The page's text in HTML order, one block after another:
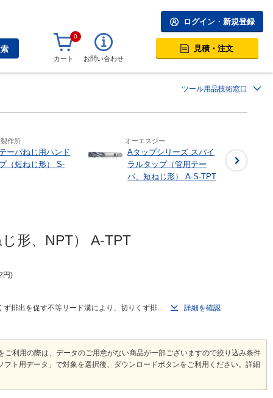
ログイン・新規登録
0
カート お問い合わせ
見積・注文
ツール用品技術窓口
作所
ーパねじ用ハンド
（短ねじ形） S-
オーエスジー
Aタップシリーズ スパイ
ラルタップ（管用テー
パ、短ねじ形） A-S-TPT
形、NPT） A-TPT
円
排出を促す不等リード溝により、切りくず排... 詳細を確認
利用の際は、データのご用意がない商品が一部ございますので絞り込み条件
ト用データ」で対象を選択後、ダウンロードボタンをご利用ください。詳細